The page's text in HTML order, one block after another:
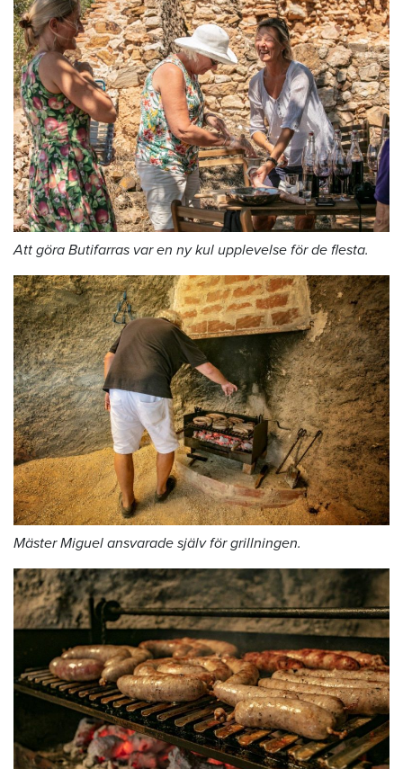
Att göra Butifarras var en ny kul upplevelse för de flesta.
Mäster Miguel ansvarade själv för grillningen.